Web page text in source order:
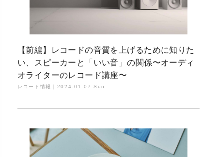
【前編】レコードの音質を上げるために知りた
い、スピーカーと「いい音」の関係〜オーディ
オライターのレコード講座〜
レコード情報｜ 2024.01.07 Sun